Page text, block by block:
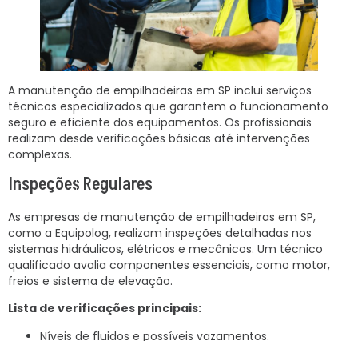
A manutenção de empilhadeiras em SP inclui serviços
técnicos especializados que garantem o funcionamento
seguro e eficiente dos equipamentos. Os profissionais
realizam desde verificações básicas até intervenções
complexas.
Inspeções Regulares
As empresas de manutenção de empilhadeiras em SP,
como a Equipolog, realizam inspeções detalhadas nos
sistemas hidráulicos, elétricos e mecânicos. Um técnico
qualificado avalia componentes essenciais, como motor,
freios e sistema de elevação.
Lista de verificações principais:
Níveis de fluidos e possíveis vazamentos.